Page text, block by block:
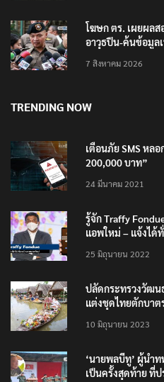
โฆษก ตร. เผยผล
อาวุธปืน-ค้นข้อมูล
7 สิงหาคม 2026
TRENDING NOW
เตือนภัย SMS หล
200,000 บาท”
24 มีนาคม 2021
รู้จัก Traffy
แอพใหม่ – แจ้งได้
25 มิถุนายน 2022
ปลัดกระทรวงวัฒน
แต่งชุดไทยตักบาต
10 มิถุนายน 2023
‘นายพลบีทู’ ผู้นำท
เป็นครั้งสุดท้าย ที่